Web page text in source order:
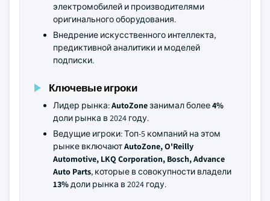
электромобилей и производителями
оригинального оборудования.
Внедрение искусственного интеллекта,
предиктивной аналитики и моделей
подписки.
Ключевые игроки
Лидер рынка:AutoZoneзанимал более4%
доли рынка в 2024 году.
Ведущие игроки: Топ-5 компаний на этом
рынке включаютAutoZone, O'Reilly
Automotive, LKQ Corporation, Bosch, Advance
Auto Parts, которые в совокупности владели
13%доли рынка в 2024 году.